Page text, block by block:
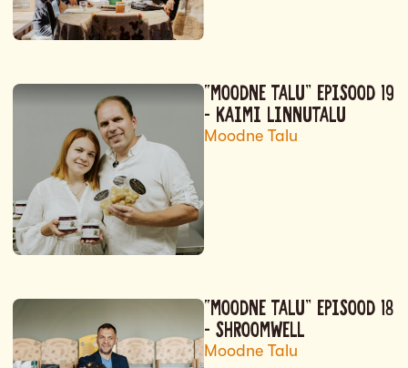
“MOODNE TALU” EPISOOD 19
– KAIMI LINNUTALU
Moodne Talu
“MOODNE TALU” EPISOOD 18
– SHROOMWELL
Moodne Talu